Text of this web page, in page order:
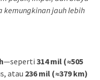
kemungkinan jauh lebih
—seperti 314 mil (≈505
atau 236 mil (≈379 km)